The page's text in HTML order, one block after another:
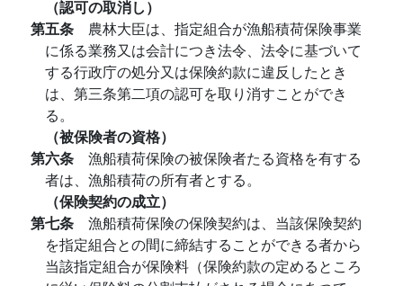
（認可の取消し）
第五条 農林大臣は、指定組合が漁船積荷保険事業
に係る業務又は会計につき法令、法令に基づいて
する行政庁の処分又は保険約款に違反したとき
は、第三条第二項の認可を取り消すことができ
る。
（被保険者の資格）
第六条 漁船積荷保険の被保険者たる資格を有する
者は、漁船積荷の所有者とする。
（保険契約の成立）
第七条 漁船積荷保険の保険契約は、当該保険契約
を指定組合との間に締結することができる者から
当該指定組合が保険料（保険約款の定めるところ